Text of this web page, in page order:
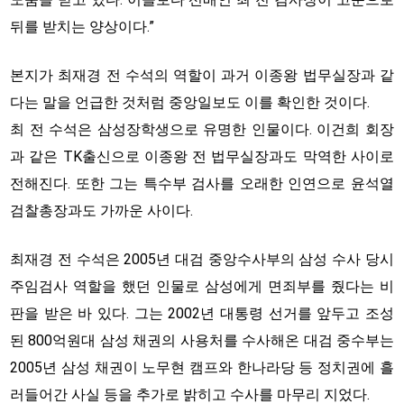
뒤를 받치는 양상이다.”
본지가 최재경 전 수석의 역할이 과거 이종왕 법무실장과 같
다는 말을 언급한 것처럼 중앙일보도 이를 확인한 것이다.
최 전 수석은 삼성장학생으로 유명한 인물이다. 이건희 회장
과 같은 TK출신으로 이종왕 전 법무실장과도 막역한 사이로
전해진다. 또한 그는 특수부 검사를 오래한 인연으로 윤석열
검찰총장과도 가까운 사이다.
최재경 전 수석은 2005년 대검 중앙수사부의 삼성 수사 당시
주임검사 역할을 했던 인물로 삼성에게 면죄부를 줬다는 비
판을 받은 바 있다. 그는 2002년 대통령 선거를 앞두고 조성
된 800억원대 삼성 채권의 사용처를 수사해온 대검 중수부는
2005년 삼성 채권이 노무현 캠프와 한나라당 등 정치권에 흘
러들어간 사실 등을 추가로 밝히고 수사를 마무리 지었다.